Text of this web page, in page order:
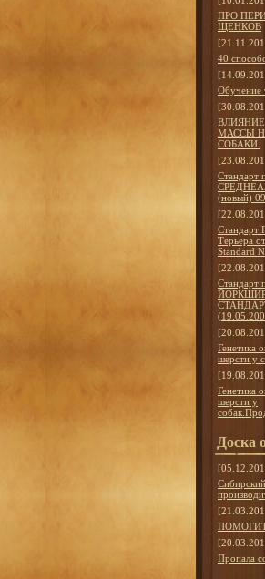
ПРО
ЩЕНКОВ
40
Обучение
МАССЫ
СОБАКИ.
Стандарт
(новый)
Стандарт
Терьера
Standard
Стандарт
Генетика
шерсти у
Генетика
шерсти у
Доска
Пропала